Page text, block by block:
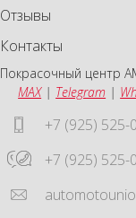
Отзывы
Контакты
Покрасочный центр
MAX| Telegram |
+7 (925) 525-
+7 (925) 525-